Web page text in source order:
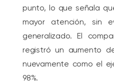
punto, lo que señala
mayor atención, sin
generalizado. El
registró un aumento
nuevamente como el
98%.